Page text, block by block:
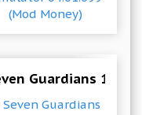
Puzzle RPG Quest
Guardians